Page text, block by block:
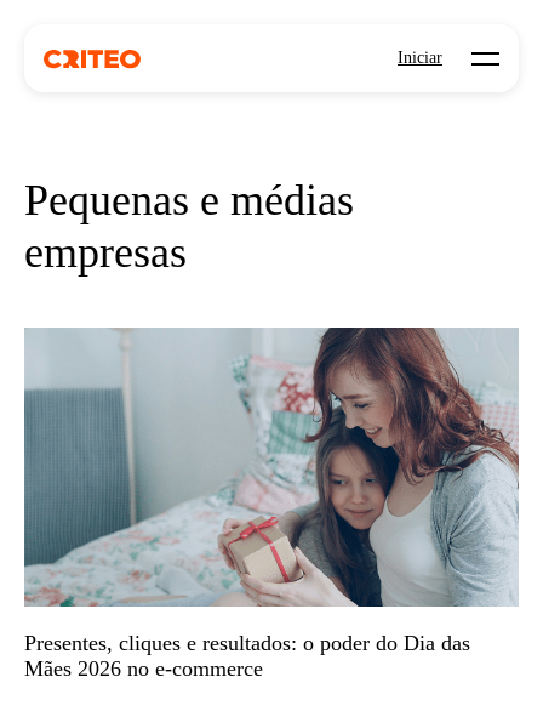
Iniciar Open
Pequenas e médias
empresas
Presentes, cliques e resultados: o poder do Dia das
Mães 2026 no e-commerce